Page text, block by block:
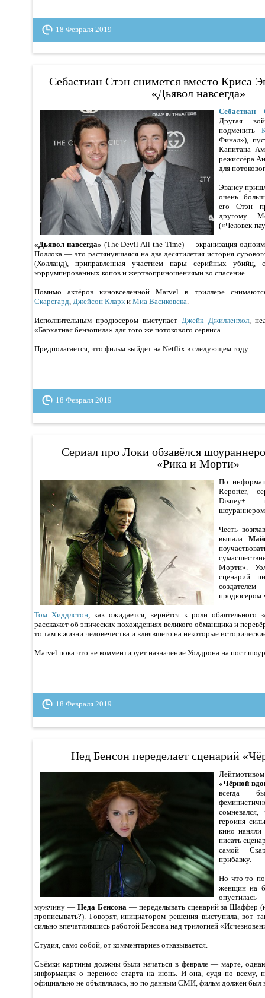
18 Февраля 2019
Себастиан Стэн снимется вместо Криса
«Дьявол навсегда»
Себастиан
Другая
подменить
Финал»),
Капитана
режиссёра
для
Эвансу
очень
его Стэн
другому
(«Человек-
«Дьявол навсегда» (The Devil All the Time) — экранизация
Поллока — это растянувшаяся на два десятилетия история
(Холланд), приправленная участием пары серийных убийц,
коррумпированных копов и жертвоприношениями во спасение.
Помимо актёров киновселенной Marvel в триллере
Скарсгард, Джейсон Кларки Миа Васиковска.
Исполнительным продюсером выступаетДжейк Джилленхол,
«Бархатная бензопила» для того же потокового сервиса.
Предполагается, что фильм выйдет на Netflix в следующем году.
18 Февраля 2019
Сериал про Локи обзавёлся
«Рика и Морти»
По
Reporter,
Disney+
Честь
выпала
Морти».
сценарий
продюсером
Том Хиддлстон, как ожидается, вернётся к роли обаятельного
расскажет об эпических похождениях великого обманщика и
то там в жизни человечества и влиявшего на некоторые
Marvel пока что не комментирует назначение Уолдрона на пост
18 Февраля 2019
Нед Бенсон переделает сценарий
«Чёрной
всегда
героиня
кино
писать
самой
прибавку.
Но что-то
женщин на
мужчину — Неда Бенсона— переделывать сценарий за Шаффер
прописывать?). Говорят, инициатором решения выступила, вот
сильно впечатлившись работой Бенсона над трилогией
Студия, само собой, от комментариев отказывается.
Съёмки картины должны были начаться в феврале — марте,
информация о переносе старта на июнь. И она, судя по всему,
официально не объявлялась, но по данным СМИ, фильм должен был